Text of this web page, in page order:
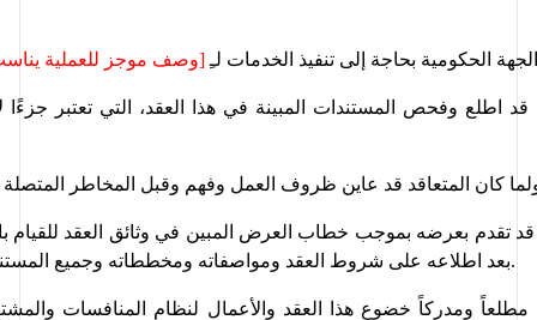
الحكومية بحاجة إلى تنفيذ الخدمات لـِ [وصف موجز للعملية
قد اطلع وفحص المستندات المبينة في هذا العقد، التي تعتبر جزءًا
بعد اطلاعه على شروط العقد ومواصفاته ومخططاته وجميع المستندات المرفقة به.